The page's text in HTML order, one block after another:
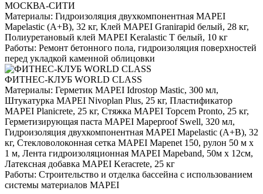
МОСКВА-СИТИ
Материалы: Гидроизоляция двухкомпонентная MAPEI
Mapelastic (А+B), 32 кг, Клей MAPEI Granirapid белый, 28 кг,
Полиуретановый клей MAPEI Keralastic T белый, 10 кг
Работы: Ремонт бетонного пола, гидроизоляция поверхностей
перед укладкой каменной облицовки
ФИТНЕС-КЛУБ WORLD CLASS
Материалы: Герметик MAPEI Idrostop Mastic, 300 мл,
Штукатурка MAPEI Nivoplan Plus, 25 кг, Пластификатор
MAPEI Planicrete, 25 кг, Стяжка MAPEI Topcem Pronto, 25 кг,
Герметизирующая паста MAPEI Mapeproof Swell, 320 мл,
Гидроизоляция двухкомпонентная MAPEI Mapelastic (А+B), 32
кг, Стекловолоконная сетка MAPEI Mapenet 150, рулон 50 м х
1 м, Лента гидроизоляционная MAPEI Mapeband, 50м x 12см,
Латексная добавка MAPEI Keracrete, 25 кг
Работы: Строительство и отделка бассейна с использованием
системы материалов MAPEI